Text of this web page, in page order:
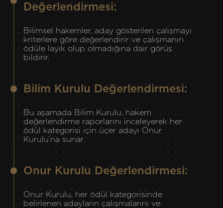
Değerlendirmesi:
Bilimsel hakemler, aday gösterilen çalışmayı
kriterlere göre değerlendirir ve çalışmanın
ödüle layık olup olmadığına dair görüş
bildirir.
Bilim Kurulu Değerlendirmesi:
Bu aşamada Bilim Kurulu, hakem
değerlendirme raporlarını inceleyerek her
ödül kategorisi için üçer adayı Onur
Kurulu’na sunar.
Onur Kurulu Değerlendirmesi:
Onur Kurulu, her ödül kategorisinde
belirlenen adayların çalışmalarını ve